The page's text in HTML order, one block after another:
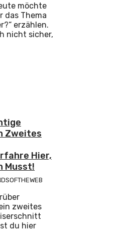
möchte
das Thema
erzählen.
nicht sicher,
Zweites
Hier,
Musst!
zweites
du hier